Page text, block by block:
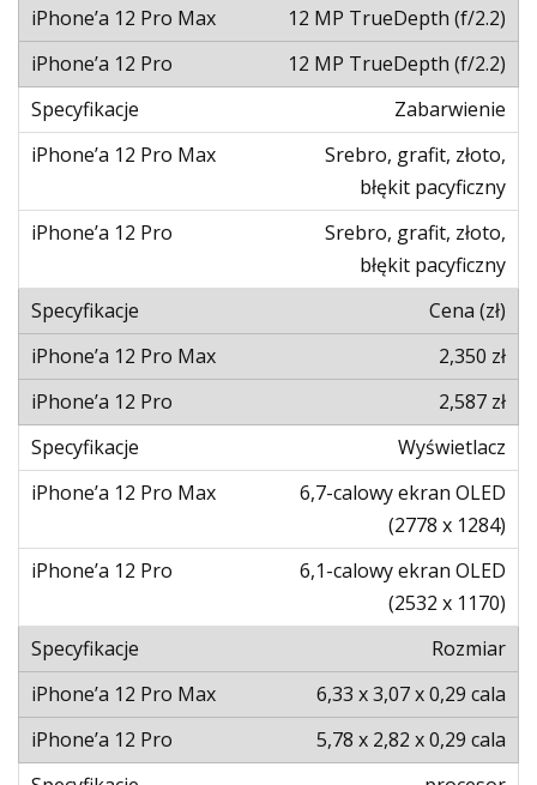
12 MP TrueDepth (f/2.2)
12 MP TrueDepth (f/2.2)
Zabarwienie
Srebro, grafit, złoto,
błękit pacyficzny
Srebro, grafit, złoto,
błękit pacyficzny
Cena (zł)
2,350 zł
2,587 zł
Wyświetlacz
6,7-calowy ekran OLED
(2778 x 1284)
6,1-calowy ekran OLED
(2532 x 1170)
Rozmiar
6,33 x 3,07 x 0,29 cala
5,78 x 2,82 x 0,29 cala